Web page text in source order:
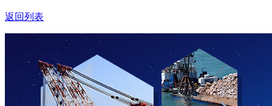
返回列表